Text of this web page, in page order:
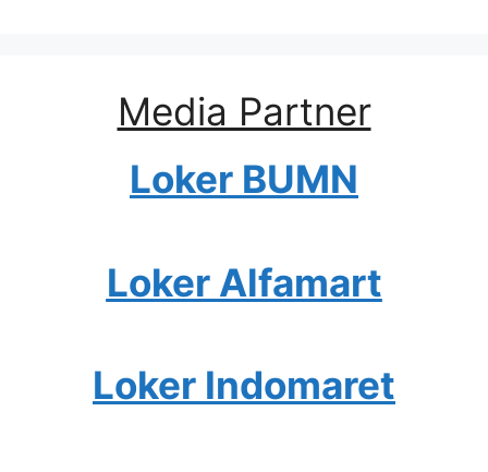
Media Partner
Loker BUMN
Loker Alfamart
Loker Indomaret